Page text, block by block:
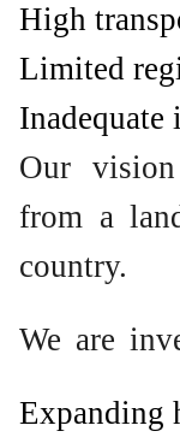
High
Limited
Inadequate
Our
from a
country.
We are
Expanding